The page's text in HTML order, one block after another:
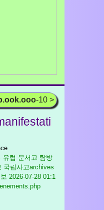
-10 >
유럽 문서고 탐방
국립사고archives
2026-07-28 01:1